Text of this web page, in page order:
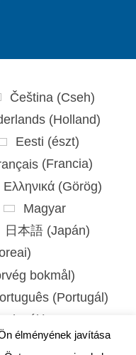
élményének javítása
Čeština (Cseh)
(Holland)
Eesti (észt)
(Francia)
Ελληνικά(Görög)
Magyar
日本語(Japán)
)
bokmål)
(Portugál)
Szlovák)
Español(Spanyol